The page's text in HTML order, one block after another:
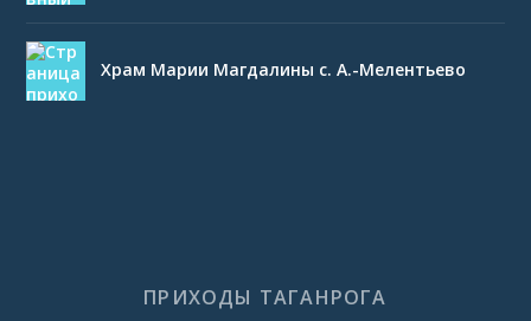
Храм Марии Магдалины с. А.-Мелентьево
ПРИХОДЫ ТАГАНРОГА